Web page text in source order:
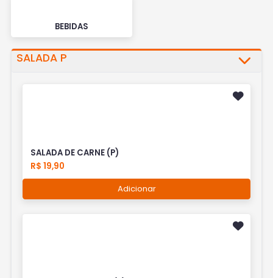
BEBIDAS
SALADA P
SALADA DE CARNE (P)
R$ 19,90
Adicionar